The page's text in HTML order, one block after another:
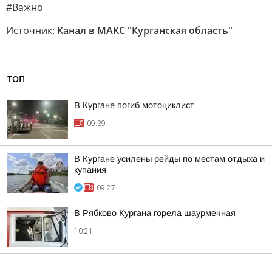
#Важно
Источник: Канал в МАКС "Курганская область"
ТОП
В Кургане погиб мотоциклист
09:39
В Кургане усилены рейды по местам отдыха и
купания
09:27
В Рябково Кургана горела шаурмечная
10:21